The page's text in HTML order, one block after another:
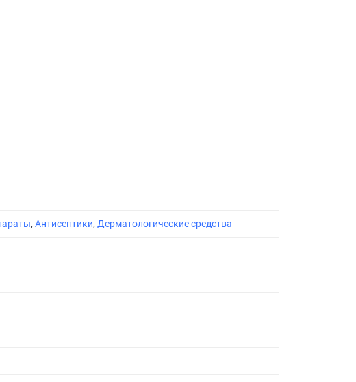
, Антисептики, Дерматологические средства